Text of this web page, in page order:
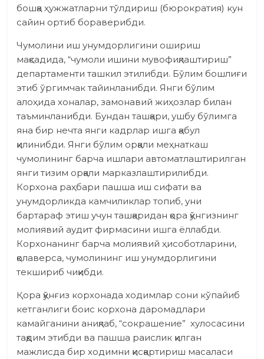
бошқа ҳужжатларни тўлдириш (бюрократия) кун
сайин ортиб бораверибди.
Чумолини иш унумдорлигини ошириш
мақсадида, “чумоли ишини мувофиқлаштириш”
департаменти ташкил этилибди. Бўлим бошлиғи
этиб ўргимчак тайинланибди. Янги бўлим
алоҳида хоналар, замонавий жиҳозлар билан
таъминланибди. Бундан ташқари, ушбу бўлимга
яна бир нечта янги кадрлар ишга қабул
қилинибди. Янги бўлим орқали меҳнаткаш
чумолининг барча ишлари автоматлаштирилган
янги тизим орқали марказлаштирилибди.
Корхона раҳбари пашша иш сифати ва
унумдорликда камчиликлар топиб, уни
бартараф этиш учун ташқаридан қора қўнгизнинг
молиявий аудит фирмасини ишга ёллабди.
Корхонанинг барча молиявий ҳисоботларини,
қолаверса, чумолининг иш унумдорлигини
текшириб чиқибди.
Қора қўнғиз корхонада ходимлар сони кўпайиб
кетганлиги боис корхона даромадлари
камайганини аниқлаб, “сокрашение” хулосасини
тақдим этибди ва пашша раислик қилган
мажлисда бир ходимни қисқартириш масаласи